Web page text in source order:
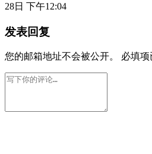
28日 下午12:04
发表回复
您的邮箱地址不会被公开。 必填项